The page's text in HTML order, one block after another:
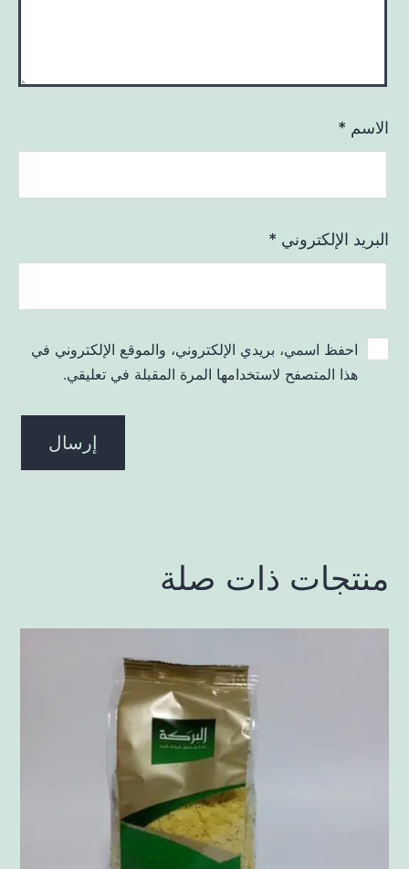
الاسم *
البريد الإلكتروني *
احفظ اسمي، بريدي الإلكتروني، والموقع الإلكتروني في
هذا المتصفح لاستخدامها المرة المقبلة في تعليقي.
منتجات ذات صلة